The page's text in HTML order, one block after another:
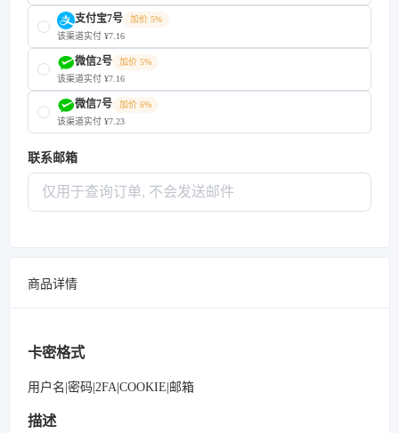
支付宝7号
加价 5%
该渠道实付 ¥7.16
微信2号
加价 5%
该渠道实付 ¥7.16
微信7号
加价 6%
该渠道实付 ¥7.23
联系邮箱
商品详情
卡密格式
用户名|密码|2FA|COOKIE|邮箱
描述